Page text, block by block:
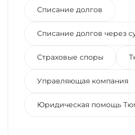
Списание долгов
Списание долгов через
Страховые споры
Управляющая компания
Юридическая помощь